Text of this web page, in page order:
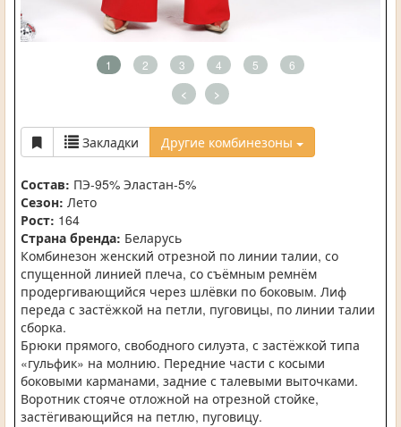
1 2 3 4 5 6
< >
Закладки Другие комбинезоны
Состав: ПЭ-95% Эластан-5%
Сезон: Лето
Рост: 164
Страна бренда: Беларусь
Комбинезон женский отрезной по линии талии, со
спущенной линией плеча, со съёмным ремнём
продергивающийся через шлёвки по боковым. Лиф
переда с застёжкой на петли, пуговицы, по линии талии
сборка.
Брюки прямого, свободного силуэта, с застёжкой типа
«гульфик» на молнию. Передние части с косыми
боковыми карманами, задние с талевыми выточками.
Воротник стояче отложной на отрезной стойке,
застёгивающийся на петлю, пуговицу.